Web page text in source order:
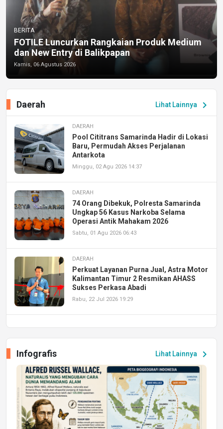
BERITA
FOTILE Luncurkan Rangkaian Produk Medium
dan New Entry di Balikpapan
Kamis, 06 Agustus 2026
Lihat Lainnya chevron_right
Daerah
DAERAH
Pool Cititrans Samarinda Hadir di Lokasi
Baru, Permudah Akses Perjalanan
Antarkota
Minggu, 02 Agu 2026 14:37
DAERAH
74 Orang Dibekuk, Polresta Samarinda
Ungkap 56 Kasus Narkoba Selama
Operasi Antik Mahakam 2026
Sabtu, 01 Agu 2026 06:43
DAERAH
Perkuat Layanan Purna Jual, Astra Motor
Kalimantan Timur 2 Resmikan AHASS
Sukses Perkasa Abadi
Rabu, 22 Jul 2026 19:29
Peluang Kerja dan Magang
Jumat, 17 Jul 2026 22:30
DAERAH
Astra Motor Kalimantan Timur 2 Dukung
Mahasiswa Samarinda dalam Astra
Honda SDGs Future Leaders 2026
Lihat Lainnya chevron_right
Infografis